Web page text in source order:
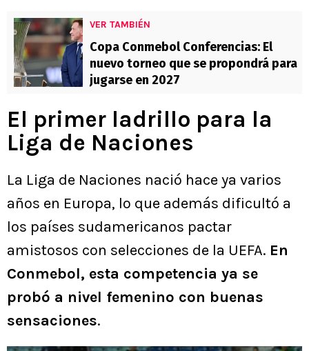
VER TAMBIÉN
Copa Conmebol Conferencias: El
nuevo torneo que se propondrá para
jugarse en 2027
El primer ladrillo para la
Liga de Naciones
La Liga de Naciones nació hace ya varios
años en Europa, lo que además dificultó a
los países sudamericanos pactar
amistosos con selecciones de la UEFA. En
Conmebol, esta competencia ya se
probó a nivel femenino con buenas
sensaciones.